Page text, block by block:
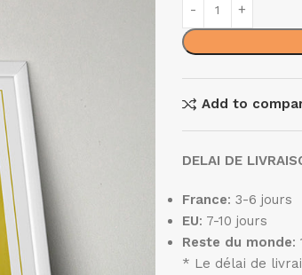
Add to
DELAI DE
France: 3-6 jours
EU: 7-10 jours
Reste du monde:
* Le délai de